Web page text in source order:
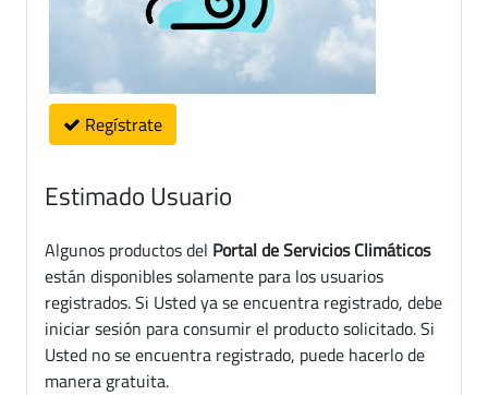
Regístrate
Estimado Usuario
Algunos productos del Portal de Servicios Climáticos
están disponibles solamente para los usuarios
registrados. Si Usted ya se encuentra registrado, debe
iniciar sesión para consumir el producto solicitado. Si
Usted no se encuentra registrado, puede hacerlo de
manera gratuita.